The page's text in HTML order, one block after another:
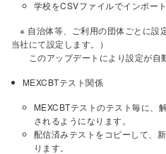
学校をCSVファイルでインポー
※ 自治体等、ご利用の団体ごとに設
当社にて設定します。）
このアップデートにより設定が自
MEXCBTテスト関係
MEXCBTテストのテスト毎に、
されるようになります。
配信済みテストをコピーして、
ります。